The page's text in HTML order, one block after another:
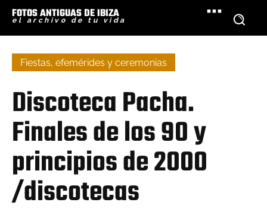
FOTOS ANTIGUAS DE IBIZA
el archivo de tu vida
Fiestas, efemérides y ceremonias
Discoteca Pacha.
Finales de los 90 y
principios de 2000
/discotecas